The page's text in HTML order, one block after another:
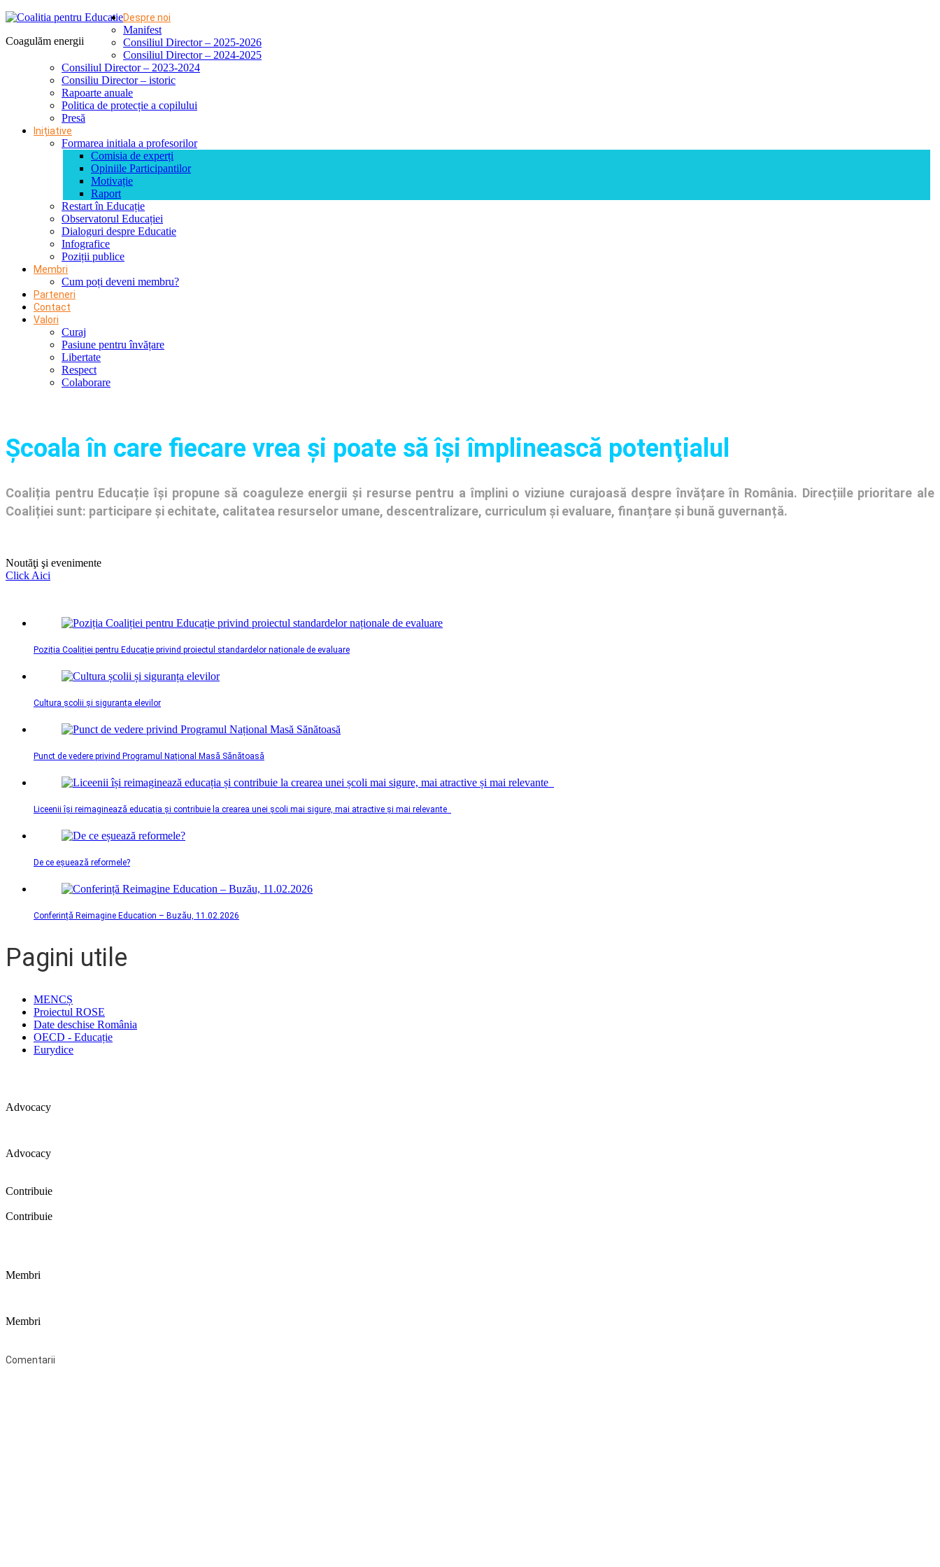
Coagulăm energii
Despre noi
Manifest
Consiliul Director – 2025-2026
Consiliul Director – 2024-2025
Consiliul Director – 2023-2024
Consiliu Director – istoric
Rapoarte anuale
Politica de protecție a copilului
Presă
Inițiative
Formarea initiala a profesorilor
Comisia de experți
Opiniile Participantilor
Motivație
Raport
Restart în Educație
Observatorul Educației
Dialoguri despre Educatie
Infografice
Poziții publice
Membri
Cum poți deveni membru?
Parteneri
Contact
Valori
Curaj
Pasiune pentru învățare
Libertate
Respect
Colaborare
Şcoala în care fiecare vrea și poate să își împlinească potenţialul
Coaliția pentru Educație își propune să coaguleze energii și resurse pentru a împlini o viziune curajoasă despre învățare în România. Direcțiile prioritare ale
Coaliției sunt: participare și echitate, calitatea resurselor umane, descentralizare, curriculum și evaluare, finanțare și bună guvernanță.
Noutăţi şi evenimente
Click Aici
Poziția Coaliției pentru Educație privind proiectul standardelor naționale de evaluare
Cultura școlii și siguranța elevilor
Punct de vedere privind Programul Național Masă Sănătoasă
Liceenii își reimaginează educația și contribuie la crearea unei școli mai sigure, mai atractive și mai relevante
De ce eșuează reformele?
Conferință Reimagine Education – Buzău, 11.02.2026
Pagini utile
MENCȘ
Proiectul ROSE
Date deschise România
OECD - Educație
Eurydice
Advocacy
Advocacy
Contribuie
Contribuie
Membri
Membri
Comentarii